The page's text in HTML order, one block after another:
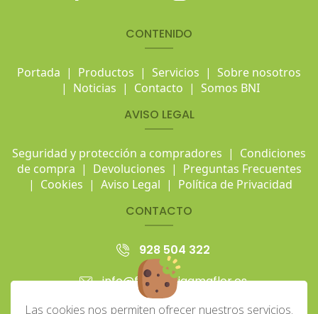
CONTENIDO
Portada | Productos | Servicios | Sobre nosotros
| Noticias | Contacto | Somos BNI
AVISO LEGAL
Seguridad y protección a compradores | Condiciones
de compra | Devoluciones | Preguntas Frecuentes
| Cookies | Aviso Legal | Política de Privacidad
CONTACTO
928 504 322
info@floristeriaamaflor.es
Las cookies nos permiten ofrecer nuestros servicios.